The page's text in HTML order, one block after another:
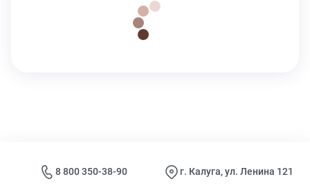
8 800 350-38-90 г. Калуга, ул. Ленина 121